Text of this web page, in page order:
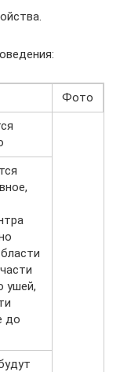
Фото
ушей,
до